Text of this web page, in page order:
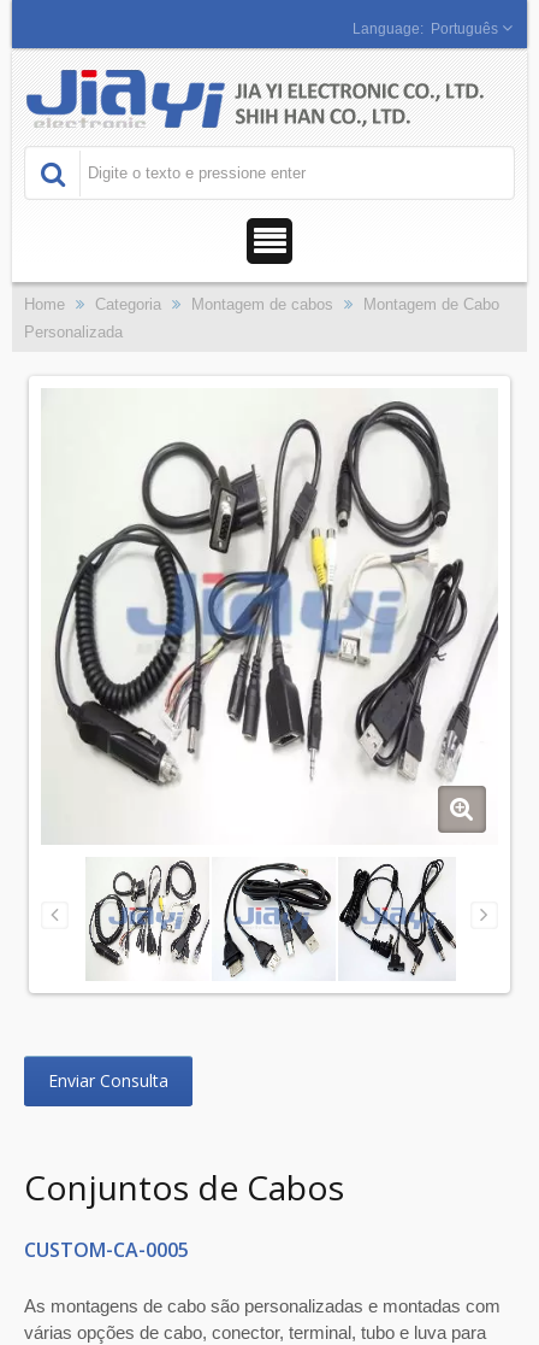
Português
Home Categoria Montagem de cabos
Montagem de Cabo
Personalizada
Enviar Consulta
Conjuntos de Cabos
CUSTOM-CA-0005
As montagens de cabo são personalizadas e montadas com
várias opções de cabo, conector, terminal, tubo e luva para